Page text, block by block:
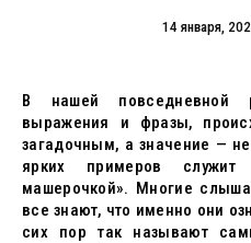
14 января,
В нашей повседневной
выражения и фразы,
загадочным, а значение —
ярких примеров
машерочкой». Многие
все знают, что именно они
сих пор так называют